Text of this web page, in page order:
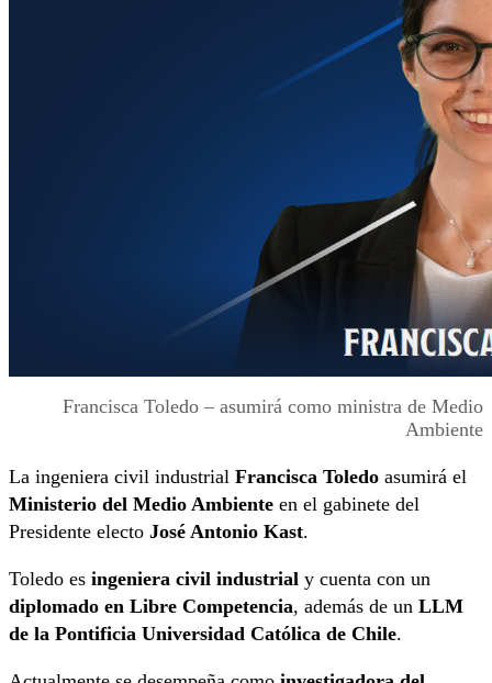
Francisca Toledo – asumirá como ministra de Medio
Ambiente
La ingeniera civil industrial Francisca Toledo asumirá el
Ministerio del Medio Ambiente en el gabinete del
Presidente electo José Antonio Kast.
Toledo es ingeniera civil industrial y cuenta con un
diplomado en Libre Competencia, además de un LLM
de la Pontificia Universidad Católica de Chile.